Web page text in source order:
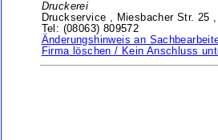
Druckerei
Druckservice , Miesbacher Str. 25 ,
Tel: (08063) 809572
Änderungshinweis an
Firma löschen / Kein Anschluss